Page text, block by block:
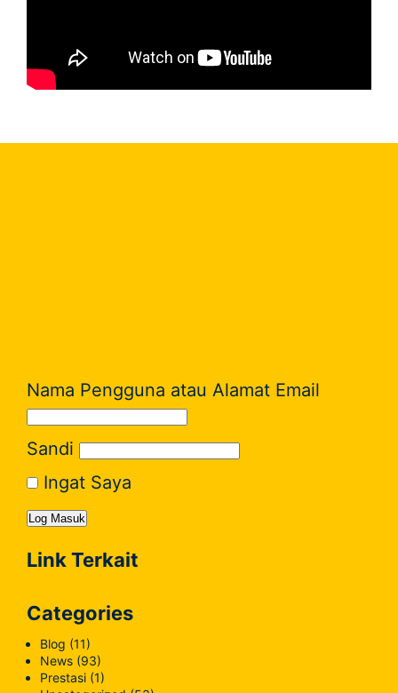
Nama Pengguna atau Alamat Email
Sandi
Ingat Saya
Link Terkait
Categories
Blog (11)
News (93)
Prestasi (1)